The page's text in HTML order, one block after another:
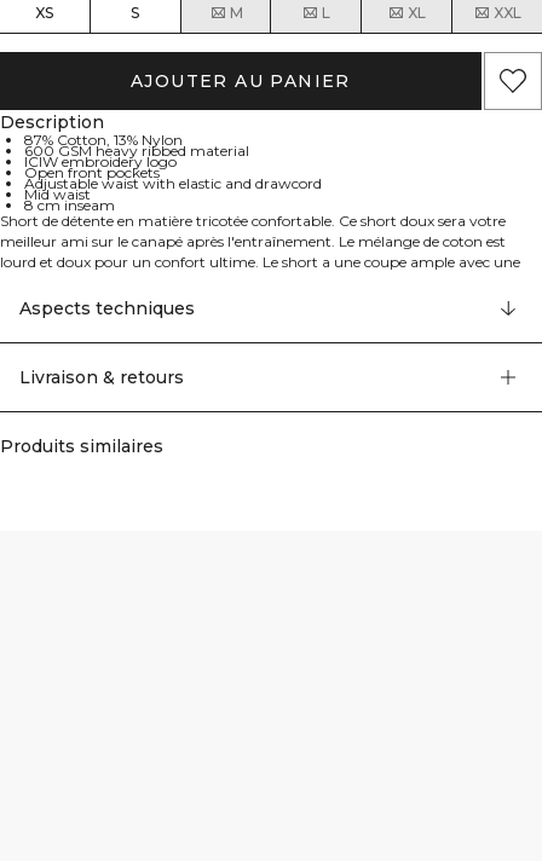
XS S M L XL XXL
AJOUTER AU PANIER
Description
87% Cotton, 13% Nylon
600 GSM heavy ribbed material
ICIW embroidery logo
Open front pockets
Adjustable waist with elastic and drawcord
Mid waist
8 cm inseam
Short de détente en matière tricotée confortable. Ce short doux sera votre
meilleur ami sur le canapé après l'entraînement. Le mélange de coton est
lourd et doux pour un confort ultime. Le short a une coupe ample avec une
vêtement plié à l'horizontale pour qu'il garde sa forme. 87% Coton, 13% Nylon.
Aspects techniques
Livraison & retours
Produits similaires